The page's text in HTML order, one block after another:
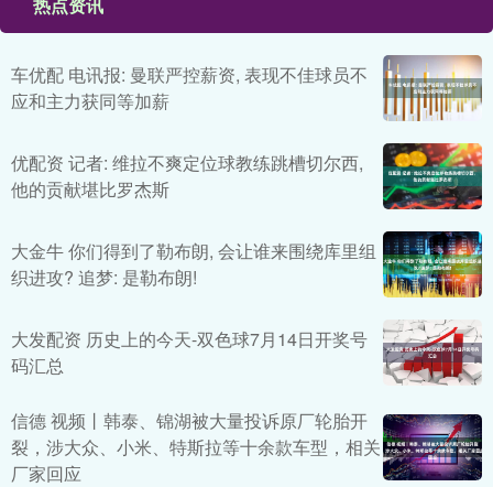
车优配 电讯报: 曼联严控薪资, 表现不佳球员不
应和主力获同等加薪
优配资 记者: 维拉不爽定位球教练跳槽切尔西,
他的贡献堪比罗杰斯
大金牛 你们得到了勒布朗, 会让谁来围绕库里组
织进攻? 追梦: 是勒布朗!
大发配资 历史上的今天-双色球7月14日开奖号
码汇总
信德 视频丨韩泰、锦湖被大量投诉原厂轮胎开
裂，涉大众、小米、特斯拉等十余款车型，相关
厂家回应